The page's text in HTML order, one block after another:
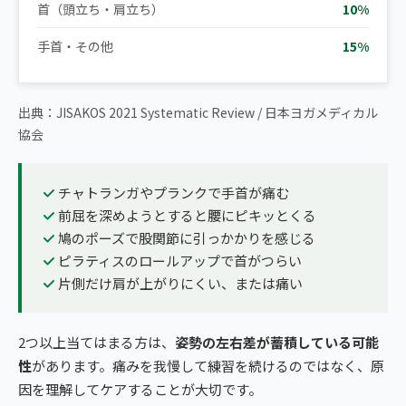
首（頭立ち・肩立ち） 10%
手首・その他 15%
出典：JISAKOS 2021 Systematic Review / 日本ヨガメディカル
協会
チャトランガやプランクで手首が痛む
前屈を深めようとすると腰にピキッとくる
鳩のポーズで股関節に引っかかりを感じる
ピラティスのロールアップで首がつらい
片側だけ肩が上がりにくい、または痛い
2つ以上当てはまる方は、 姿勢の左右差が蓄積している可能
性があります。痛みを我慢して練習を続けるのではなく、原
因を理解してケアすることが大切です。